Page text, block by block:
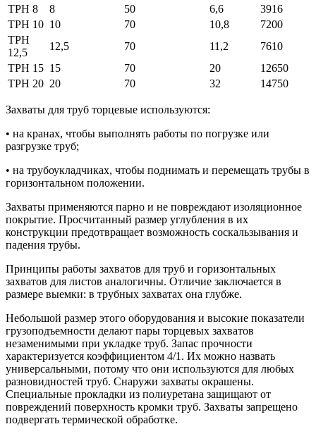
ТРН 8
8 50 6,6
3916
ТРН 10 10 70 10,8
7200
ТРН
12,5
12,5 70 11,2
7610
ТРН 15 15 70 20
12650
ТРН 20 20 70 32 14750
Захваты для труб торцевые используются:
• на кранах, чтобы выполнять работы по погрузке или
разгрузке труб;
• на трубоукладчиках, чтобы поднимать и перемещать трубы в
горизонтальном положении.
Захваты применяются парно и не повреждают изоляционное
покрытие. Просчитанный размер углубления в их
конструкции предотвращает возможность соскальзывания и
падения трубы.
Принципы работы захватов для труб и горизонтальных
захватов для листов аналогичны. Отличие заключается в
размере выемки: в трубных захватах она глубже.
Небольшой размер этого оборудования и высокие показатели
грузоподъемности делают пары торцевых захватов
незаменимыми при укладке труб. Запас прочности
характеризуется коэффициентом 4/1. Их можно назвать
универсальными, потому что они используются для любых
разновидностей труб. Снаружи захваты окрашены.
Специальные прокладки из полиуретана защищают от
повреждений поверхность кромки труб. Захваты запрещено
подвергать термической обработке.